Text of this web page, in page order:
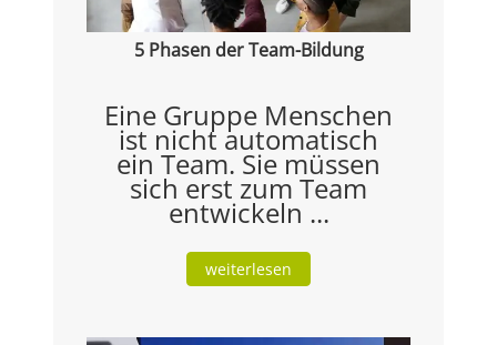
5 Phasen der Team-Bildung
Eine Gruppe Menschen
ist nicht automatisch
ein Team. Sie müssen
sich erst zum Team
entwickeln ...
weiterlesen